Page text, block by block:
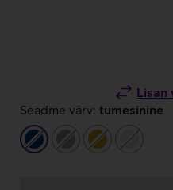
Lisan
Seadme värv: tumesinine
tumesinine
hall kuldne